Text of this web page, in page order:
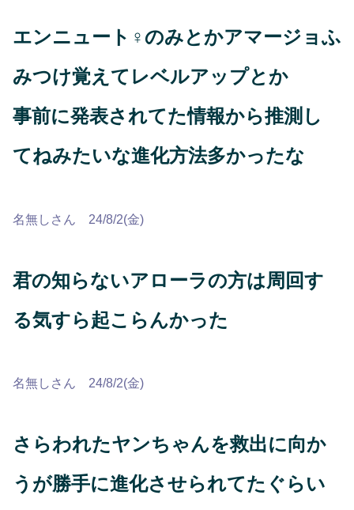
エンニュート♀のみとかアマージョふ
みつけ覚えてレベルアップとか
事前に発表されてた情報から推測し
てねみたいな進化方法多かったな
名無しさん 24/8/2(金)
君の知らないアローラの方は周回す
る気すら起こらんかった
名無しさん 24/8/2(金)
さらわれたヤンちゃんを救出に向か
うが勝手に進化させられてたぐらい